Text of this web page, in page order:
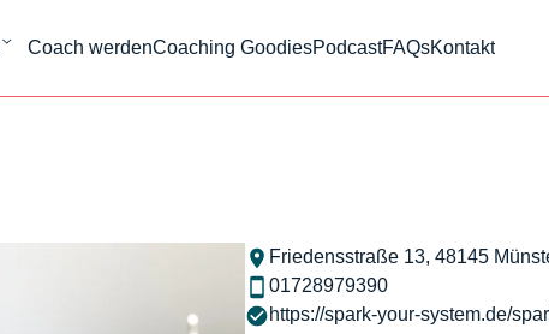
Coach werdenCoaching GoodiesPodcastFAQsKontakt
Friedensstraße 13, 48145
01728979390
https://spark-your-system.de/